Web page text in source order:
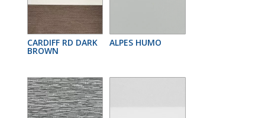
CARDIFF RD DARK
BROWN
ALPES HUMO